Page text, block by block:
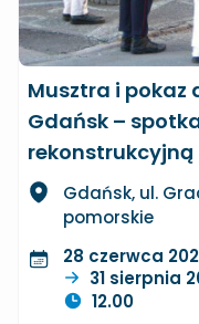
Musztra i pokaz
Gdańsk –
rekonstrukcyjną
Gdańsk, ul.
pomorskie
28 czerwca
31 sierpnia
12.00